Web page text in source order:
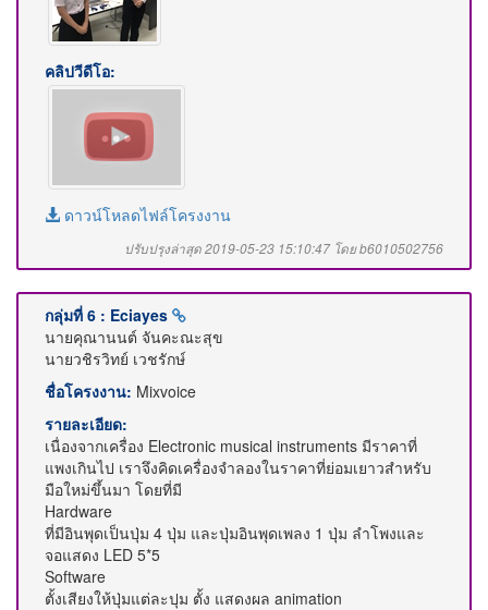
คลิปวีดีโอ:
ดาวน์โหลดไฟล์โครงงาน
ปรับปรุงล่าสุด 2019-05-23 15:10:47 โดย b6010502756
กลุ่มที่ 6 : Eciayes
นายคุณานนต์ จันคะณะสุข
นายวชิรวิทย์ เวชรักษ์
ชื่อโครงงาน: Mixvoice
รายละเอียด:
เนื่องจากเครื่อง Electronic musical instruments มีราคาที่
แพงเกินไป เราจึงคิดเครื่องจำลองในราคาที่ย่อมเยาวสำหรับ
มือใหม่ขึ้นมา โดยที่มี
Hardware
ที่มีอินพุดเป็นปุ่ม 4 ปุ่ม และปุ่มอินพุดเพลง 1 ปุ่ม ลำโพงและ
จอแสดง LED 5*5
Software
ตั้งเสียงให้ปุ่มแต่ละปุม ตั้ง แสดงผล animation